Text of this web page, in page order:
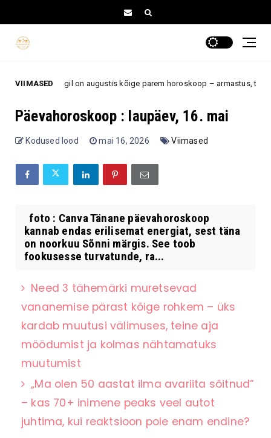
VIIMASED
tähemärgil on augustis kõige parem horoskoop – armastus, töö ja
Päevahoroskoop : laupäev, 16. mai
Kodused lood mai 16, 2026 Viimased
foto : Canva Tänane päevahoroskoop
kannab endas erilisemat energiat, sest täna
on noorkuu Sõnni märgis. See toob
fookusesse turvatunde, ra...
Need 3 tähemärki muretsevad
vananemise pärast kõige rohkem – üks
kardab muutusi välimuses, teine aja
möödumist ja kolmas nähtamatuks
muutumist
„Ma olen 50 aastat ilma avariita sõitnud”
– kas 70+ inimene peaks veel autot
juhtima, kui reaktsioon pole enam endine?